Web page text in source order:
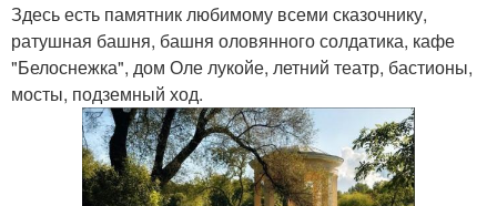
Здесь есть памятник любимому всеми сказочнику,
ратушная башня, башня оловянного солдатика, кафе
"Белоснежка", дом Оле лукойе, летний театр, бастионы,
мосты, подземный ход.